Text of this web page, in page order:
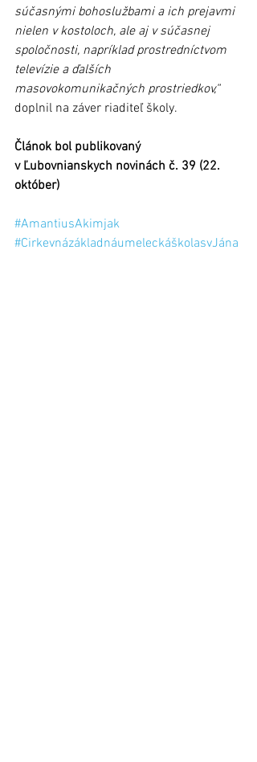
súčasnými bohoslužbami a ich prejavmi
nielen v kostoloch, ale aj v súčasnej
spoločnosti, napríklad prostredníctvom
televízie a ďalších
masovokomunikačných prostriedkov,“
doplnil na záver riaditeľ školy.
Článok bol publikovaný
v Ľubovnianskych novinách č. 39 (22.
október)
#AmantiusAkimjak
#CirkevnázákladnáumeleckáškolasvJána